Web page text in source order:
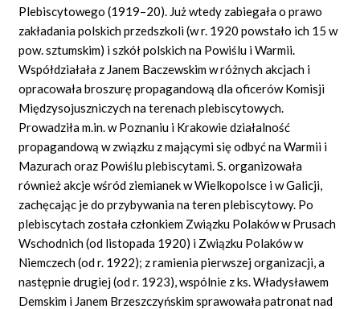
Plebiscytowego (1919–20). Już wtedy zabiegała o prawo
zakładania polskich przedszkoli (w r. 1920 powstało ich 15 w
pow. sztumskim) i szkół polskich na Powiślu i Warmii.
Współdziałała z Janem Baczewskim w różnych akcjach i
opracowała broszurę propagandową dla oficerów Komisji
Międzysojuszniczych na terenach plebiscytowych.
Prowadziła m.in. w Poznaniu i Krakowie działalność
propagandową w związku z mającymi się odbyć na Warmii i
Mazurach oraz Powiślu plebiscytami. S. organizowała
również akcje wśród ziemianek w Wielkopolsce i w Galicji,
zachęcając je do przybywania na teren plebiscytowy. Po
plebiscytach została członkiem Związku Polaków w Prusach
Wschodnich (od listopada 1920) i Związku Polaków w
Niemczech (od r. 1922); z ramienia pierwszej organizacji, a
następnie drugiej (od r. 1923), wspólnie z ks. Władysławem
Demskim i Janem Brzeszczyńskim sprawowała patronat nad